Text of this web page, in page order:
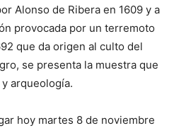
Alonso de Ribera en 1609 y a
provocada por un terremoto
que da origen al culto del
se presenta la muestra que
arqueología.
hoy martes 8 de noviembre